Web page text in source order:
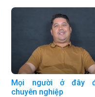
Mọi người ở đây
chuyên nghiệp